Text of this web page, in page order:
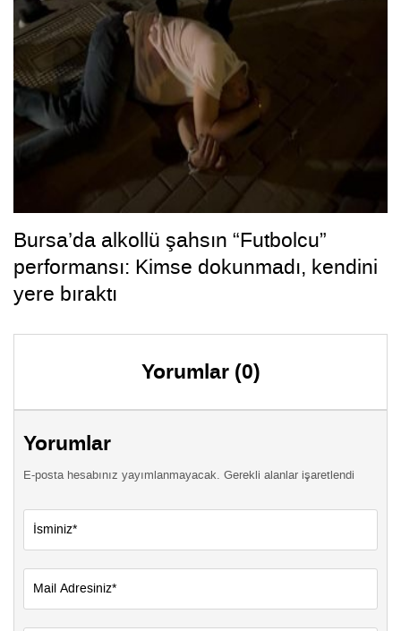
Bursa’da alkollü şahsın “Futbolcu”
performansı: Kimse dokunmadı, kendini
yere bıraktı
Yorumlar (0)
Yorumlar
E-posta hesabınız yayımlanmayacak. Gerekli alanlar işaretlendi